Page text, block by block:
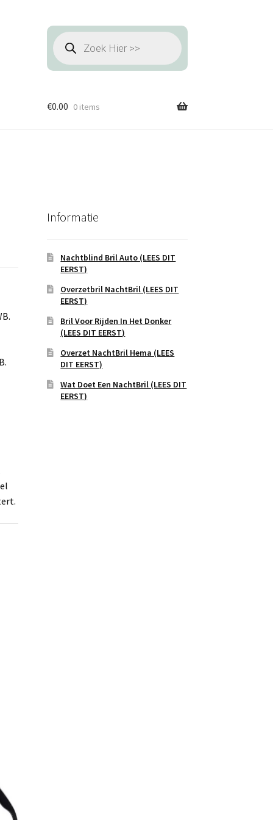
Producten
zoeken
€0.00 0 items
Informatie
Nachtblind Bril Auto (LEES DIT
EERST)
Overzetbril NachtBril (LEES DIT
EERST)
Bril Voor Rijden In Het Donker
(LEES DIT EERST)
Overzet NachtBril Hema (LEES
DIT EERST)
Wat Doet Een NachtBril (LEES DIT
EERST)